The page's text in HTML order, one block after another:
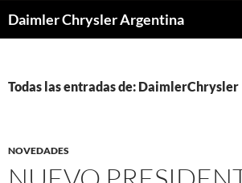
Daimler Chrysler Argentina
Todas las entradas de: DaimlerChrysler
NOVEDADES